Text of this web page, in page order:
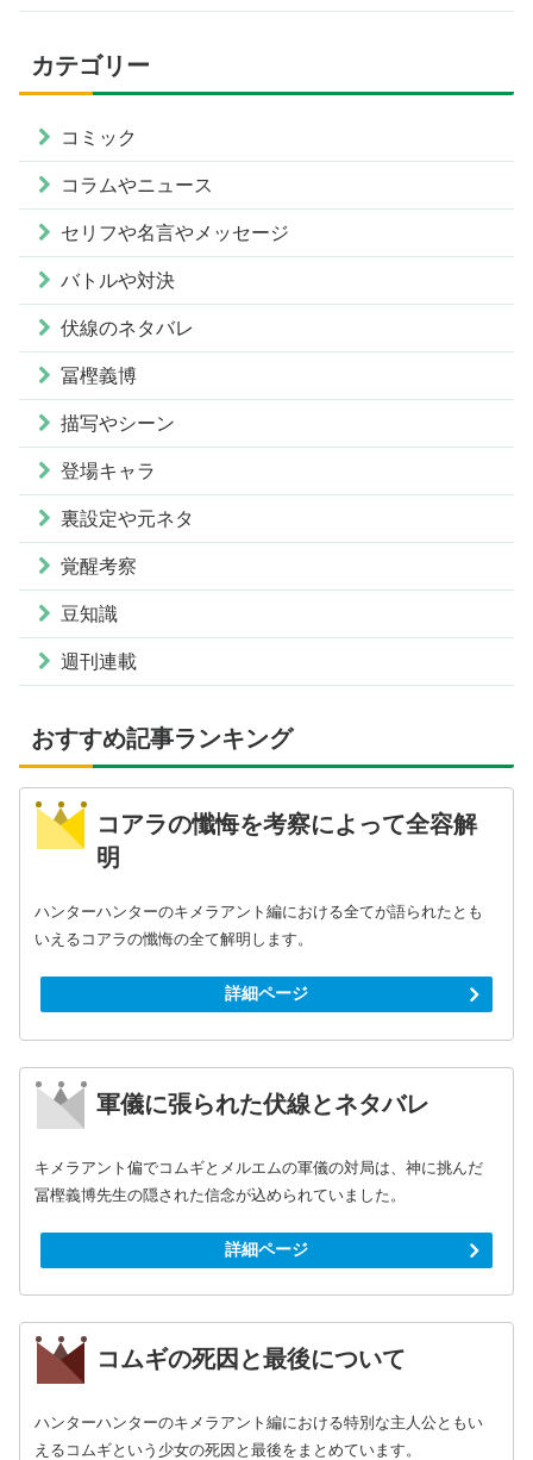
カテゴリー
コミック
コラムやニュース
セリフや名言やメッセージ
バトルや対決
伏線のネタバレ
冨樫義博
描写やシーン
登場キャラ
裏設定や元ネタ
覚醒考察
豆知識
週刊連載
おすすめ記事ランキング
コアラの懺悔を考察によって全容解
明
ハンターハンターのキメラアント編における全てが語られたとも
いえるコアラの懺悔の全て解明します。
詳細ページ
軍儀に張られた伏線とネタバレ
キメラアント偏でコムギとメルエムの軍儀の対局は、神に挑んだ
冨樫義博先生の隠された信念が込められていました。
詳細ページ
コムギの死因と最後について
ハンターハンターのキメラアント編における特別な主人公ともい
えるコムギという少女の死因と最後をまとめています。